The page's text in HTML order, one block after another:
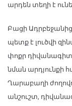
արդեն տեղի է
Բացի
պետք է լուծվի
փոքր
նման արդյունքի
Ղարաբաղի
անշուշտ,